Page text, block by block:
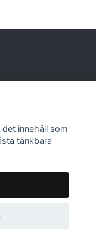
innehåll som
tänkbara